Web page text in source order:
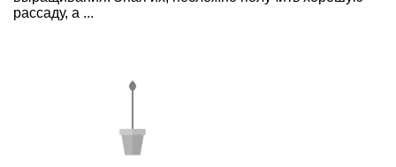
рассаду, а ...